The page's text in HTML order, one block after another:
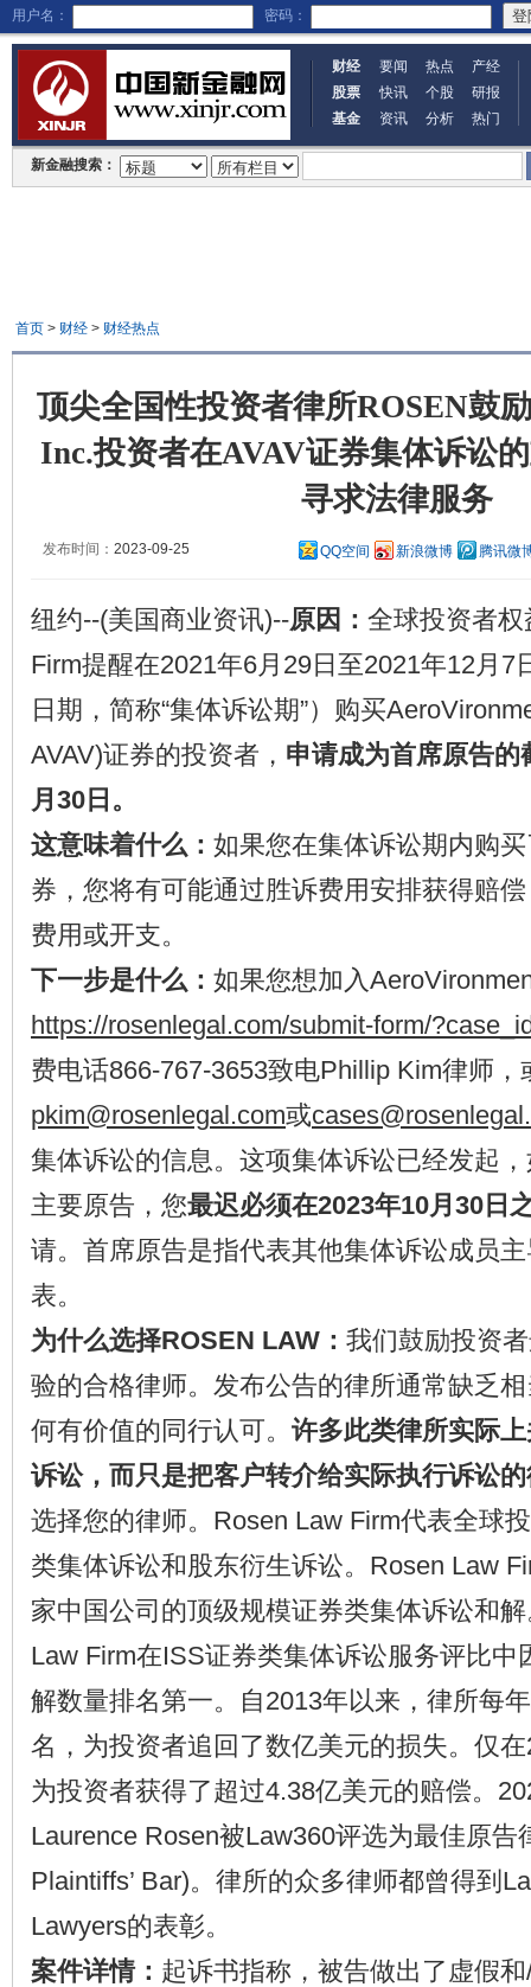
用户名： 密码：
财经 要闻 热点
产经
股票
快讯 个股
研报
基金
资讯 分析 热门
新金融搜索：
首页> 财经> 财经热点
顶尖全国性投资者律所ROSEN鼓
Inc.投资者在AVAV证券集体诉讼
寻求法律服务
发布时间： 2023-09-25 QQ空间 新浪微博 腾讯微
纽约--(美国商业资讯)--原因： 全球投资者
Firm提醒在2021年6月29日至2021年12月7
日期，简称“集体诉讼期”）购买
AVAV)证券的投资者， 申请成为首席原告的
月30日。
这意味着什么： 如果您在集体诉讼期内购
券，您将有可能通过胜诉费用安排获得赔
费用或开支。
下一步是什么： 如果您想加入
https://rosenlegal.com/submit-form/
费电话866-767-3653致电Phillip Kim律师
pkim@rosenlegal.com或
集体诉讼的信息。这项集体诉讼已经发起
主要原告，您最迟必须在2023年10月30日
请。首席原告是指代表其他集体诉讼成员
表。
为什么选择ROSEN LAW： 我们鼓励投资
验的合格律师。发布公告的律所通常缺乏
何有价值的同行认可。 许多此类律所实际
诉讼，而只是把客户转介给实际执行诉讼
选择您的律师。Rosen Law Firm代表全球
类集体诉讼和股东衍生诉讼。Rosen Law
家中国公司的顶级规模证券类集体诉讼和
Law Firm在ISS证券类集体诉讼服务评比中
解数量排名第一。自2013年以来，律所每
名，为投资者追回了数亿美元的损失。仅
为投资者获得了超过4.38亿美元的赔偿。
Laurence Rosen被Law360评选为最佳原告
Plaintiffs’ Bar)。律所的众多律师都曾得到
Lawyers的表彰。
案件详情： 起诉书指称，被告做出了虚假